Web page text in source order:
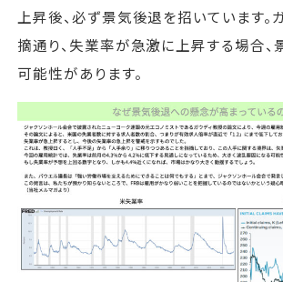
上昇後、必ず景気後退を招いています。
摘通り、失業率が急激に上昇する場合、
可能性があります。